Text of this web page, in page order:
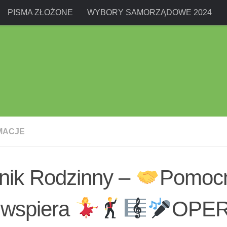
PISMA ZŁOŻONE WYBORY SAMORZĄDOWE 2024
Rodzinny –
wspiera